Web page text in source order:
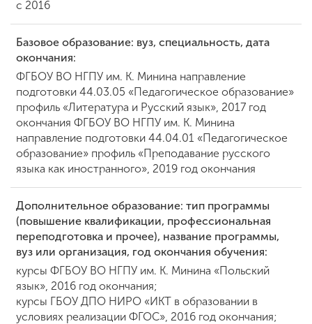
комиссия
+7 (831) 262-26-20
с 2016
Базовое образование: вуз, специальность, дата
окончания:
ФГБОУ ВО НГПУ им. К. Минина направление
подготовки 44.03.05 «Педагогическое образование»
профиль «Литература и Русский язык», 2017 год
окончания ФГБОУ ВО НГПУ им. К. Минина
направление подготовки 44.04.01 «Педагогическое
образование» профиль «Преподавание русского
языка как иностранного», 2019 год окончания
Дополнительное образование: тип программы
(повышение квалификации, профессиональная
переподготовка и прочее), название программы,
вуз или организация, год окончания обучения:
курсы ФГБОУ ВО НГПУ им. К. Минина «Польский
язык», 2016 год окончания;
курсы ГБОУ ДПО НИРО «ИКТ в образовании в
условиях реализации ФГОС», 2016 год окончания;